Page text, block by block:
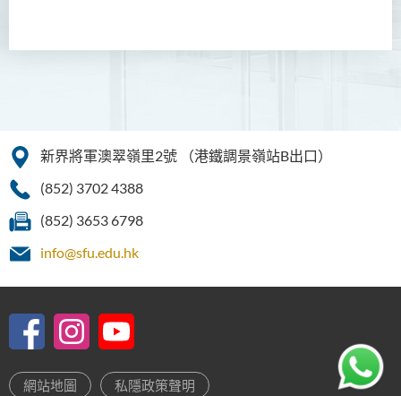
制銜接課程)
護理學（榮譽）學士 (應用學
位學額)
新界將軍澳翠嶺里2號
（港鐵調景嶺站B出口）
(852) 3702 4388
(852) 3653 6798
info@sfu.edu.hk
網站地圖 私隱政策聲明